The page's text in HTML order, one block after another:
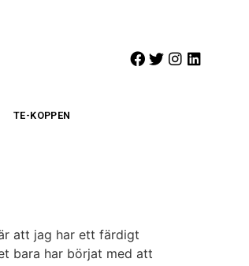
TE-KOPPEN
att jag har ett färdigt
bara har börjat med att